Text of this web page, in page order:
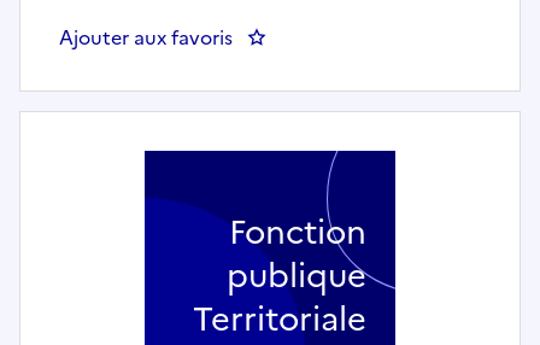
Ajouter aux favoris : Chargé de mission Habitat
Fonction
publique
Territoriale